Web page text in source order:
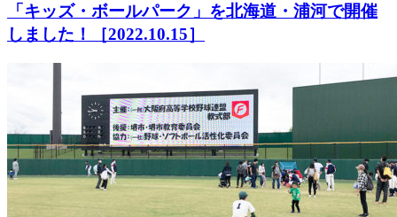
「キッズ・ボールパーク」を北海道・浦河で開催
しました！［2022.10.15］